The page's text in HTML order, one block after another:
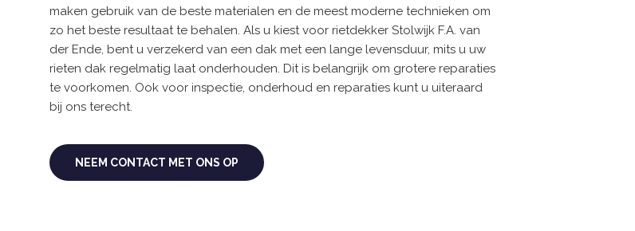
maken gebruik van de beste materialen en de meest moderne technieken om
zo het beste resultaat te behalen. Als u kiest voor rietdekker Stolwijk F.A. van
der Ende, bent u verzekerd van een dak met een lange levensduur, mits u uw
rieten dak regelmatig laat onderhouden. Dit is belangrijk om grotere reparaties
te voorkomen. Ook voor inspectie, onderhoud en reparaties kunt u uiteraard
bij ons terecht.
NEEM CONTACT MET ONS OP